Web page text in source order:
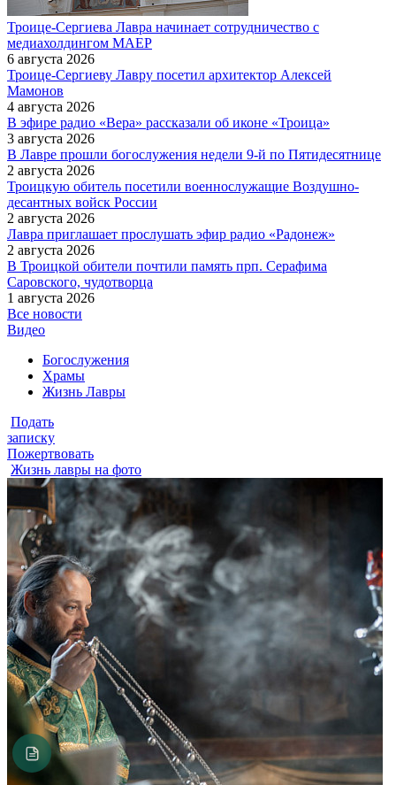
Троице-Сергиева Лавра начинает сотрудничество с
медиахолдингом МАЕР
6 августа 2026
Троице-Сергиеву Лавру посетил архитектор Алексей
Мамонов
4 августа 2026
В эфире радио «Вера» рассказали об иконе «Троица»
3 августа 2026
В Лавре прошли богослужения недели 9-й по Пятидесятнице
2 августа 2026
Троицкую обитель посетили военнослужащие Воздушно-
десантных войск России
2 августа 2026
Лавра приглашает прослушать эфир радио «Радонеж»
2 августа 2026
В Троицкой обители почтили память прп. Серафима
Саровского, чудотворца
1 августа 2026
Все новости
Видео
Богослужения
Храмы
Жизнь Лавры
Подать
записку
Пожертвовать
Жизнь лавры на фото